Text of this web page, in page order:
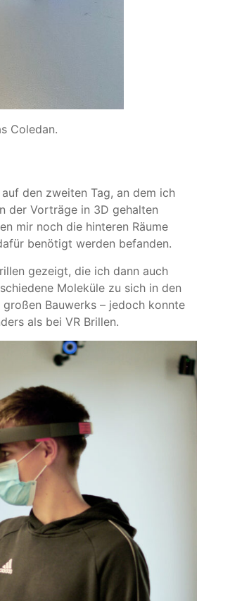
Coledan.
den zweiten Tag, an dem ich
der Vorträge in 3D gehalten
mir noch die hinteren Räume
benötigt werden befanden.
gezeigt, die ich dann auch
Moleküle zu sich in den
Bauwerks – jedoch konnte
als bei VR Brillen.